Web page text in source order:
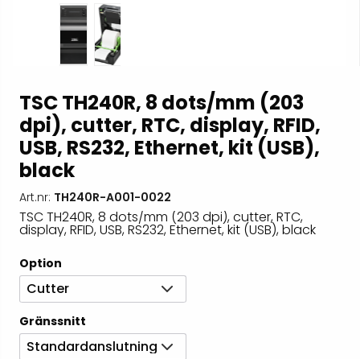
TSC TH240R, 8 dots/mm (203
dpi), cutter, RTC, display, RFID,
USB, RS232, Ethernet, kit (USB),
black
Art.nr: TH240R-A001-0022
TSC TH240R, 8 dots/mm (203 dpi), cutter, RTC,
display, RFID, USB, RS232, Ethernet, kit (USB), black
Option
Cutter
Gränssnitt
Standardanslutning